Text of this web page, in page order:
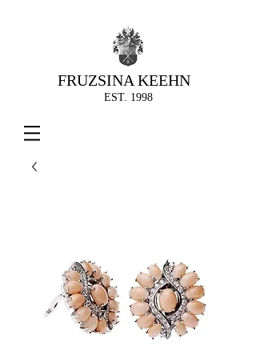
FRUZSINA KEEHN
EST. 1998